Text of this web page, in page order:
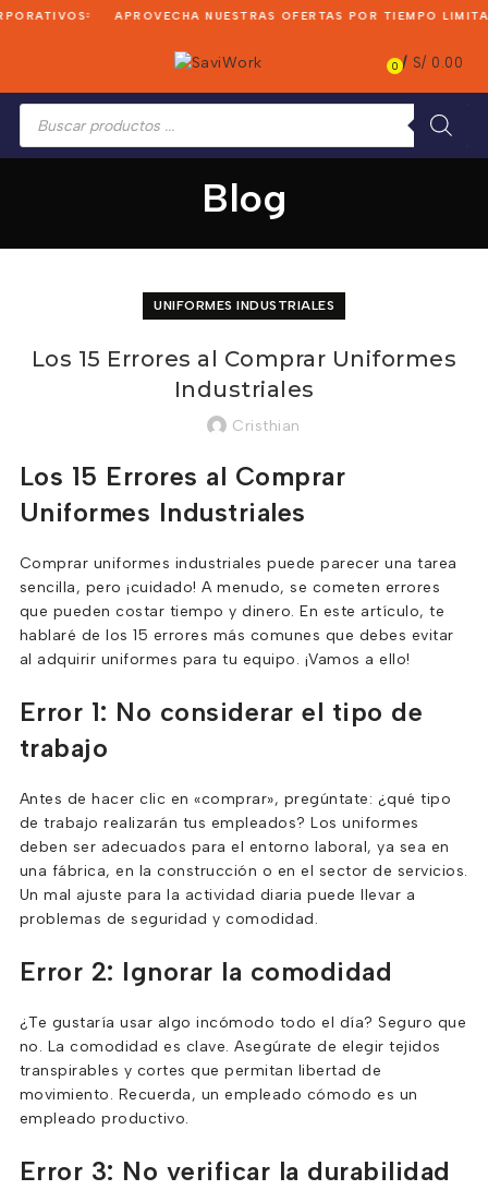
APROVECHA NUESTRAS OFERTAS POR TIEMPO
0 / S/ 0.00
Búsqueda
productos
Blog
UNIFORMES INDUSTRIALES
Los 15 Errores al Comprar Uniformes
Industriales
Cristhian
Los 15 Errores al Comprar
Uniformes Industriales
Comprar uniformes industriales puede parecer una tarea
sencilla, pero ¡cuidado! A menudo, se cometen errores
que pueden costar tiempo y dinero. En este artículo, te
hablaré de los 15 errores más comunes que debes evitar
al adquirir uniformes para tu equipo. ¡Vamos a ello!
Error 1: No considerar el tipo de
trabajo
Antes de hacer clic en «comprar», pregúntate: ¿qué tipo
de trabajo realizarán tus empleados? Los uniformes
deben ser adecuados para el entorno laboral, ya sea en
una fábrica, en la construcción o en el sector de servicios.
Un mal ajuste para la actividad diaria puede llevar a
problemas de seguridad y comodidad.
Error 2: Ignorar la comodidad
¿Te gustaría usar algo incómodo todo el día? Seguro que
no. La comodidad es clave. Asegúrate de elegir tejidos
transpirables y cortes que permitan libertad de
movimiento. Recuerda, un empleado cómodo es un
empleado productivo.
Error 3: No verificar la durabilidad